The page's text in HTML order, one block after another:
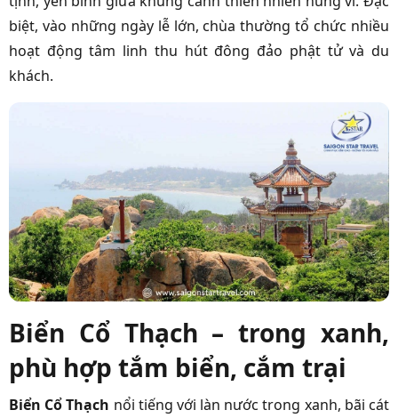
biệt, vào những ngày lễ lớn, chùa thường tổ chức nhiều
hoạt động tâm linh thu hút đông đảo phật tử và du
khách.
Biển Cổ Thạch – trong xanh,
phù hợp tắm biển, cắm trại
Biển Cổ Thạch nổi tiếng với làn nước trong xanh, bãi cát